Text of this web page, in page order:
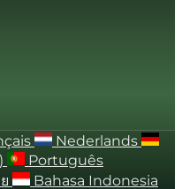
Nederlands
Português
Bahasa Indonesia